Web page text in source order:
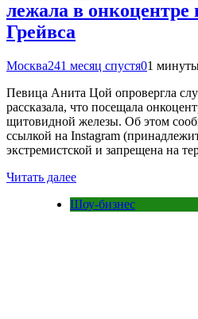
лежала в онкоцентре
Грейвса
Москва241 месяц спустя01
Певица Анита Цой опровергла
рассказала, что посещала
щитовидной железы. Об этом
ссылкой на Instagram
экстремистской и запрещена на
Читать далее
Шоу-бизнес